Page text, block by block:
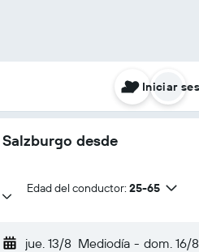
Iniciar
desde
Edad del conductor: 25-65
jue. 13/8 Mediodía - dom. 16/8